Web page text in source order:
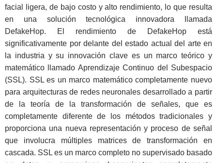
facial ligera, de bajo costo y alto rendimiento, lo que resulta
en una solución tecnológica innovadora llamada
DefakeHop. El rendimiento de DefakeHop está
significativamente por delante del estado actual del arte en
la industria y su innovación clave es un marco teórico y
matemático llamado Aprendizaje Continuo del Subespacio
(SSL). SSL es un marco matemático completamente nuevo
para arquitecturas de redes neuronales desarrollado a partir
de la teoría de la transformación de señales, que es
completamente diferente de los métodos tradicionales y
proporciona una nueva representación y proceso de señal
que involucra múltiples matrices de transformación en
cascada. SSL es un marco completo no supervisado basado